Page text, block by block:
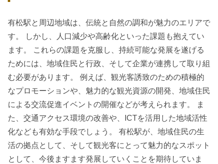
有松駅と周辺地域は、伝統と自然の調和が魅力のエリアで
す。 しかし、人口減少や高齢化といった課題も抱えてい
ます。 これらの課題を克服し、持続可能な発展を遂げる
ためには、地域住民と行政、そして企業が連携して取り組
む必要があります。 例えば、観光客誘致のための積極的
なプロモーションや、魅力的な観光資源の開発、地域住民
による交流促進イベントの開催などが考えられます。 ま
た、交通アクセス環境の改善や、ICTを活用した地域活性
化なども有効な手段でしょう。 有松駅が、地域住民の生
活の拠点として、そして観光客にとって魅力的なスポット
として、今後ますます発展していくことを期待していま